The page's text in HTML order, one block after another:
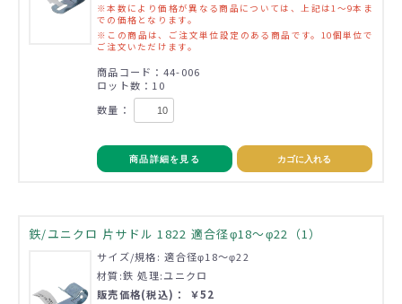
※本数により価格が異なる商品については、上記は1～9本ま
での価格となります。
※この商品は、ご注文単位設定のある商品です。10個単位で
ご注文いただけます。
商品コード：44-006
ロット数：10
数量：
商品詳細を見る カゴに入れる
鉄/ユニクロ 片サドル 1822 適合径φ18～φ22（1）
サイズ/規格: 適合径φ18～φ22
材質:鉄 処理:ユニクロ
販売価格(税込)： ￥52